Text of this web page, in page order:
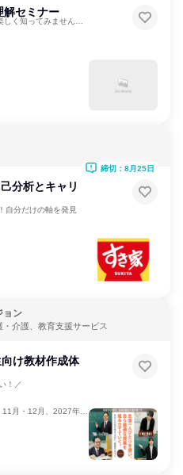
解セミナー
分析とキャリ
分だけの軸を発見
締切：8月25日
ョン
介護、教育支援サービス
け教材作成体
！／
12月、2027年1月・2月